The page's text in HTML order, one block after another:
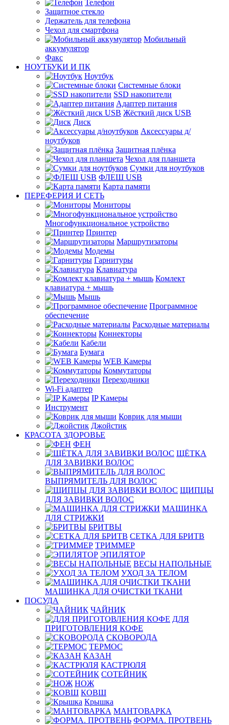
Телефон
Защитное стекло
Держатель для телефона
Чехол для смартфона
Мобильный
аккумулятор
Факс
НОУТБУКИ И ПК
Ноутбук
Системные блоки
SSD накопители
Адаптер питания
Жёсткий диск USB
Диск
Аксессуары д/
ноутбуков
Защитная плёнка
Чехол для планшета
Сумки для ноутбуков
ФЛЕШ USB
Карта памяти
ПЕРЕФЕРИЯ И СЕТЬ
Мониторы
Многофункциональное устройство
Принтер
Маршрутизаторы
Модемы
Гарнитуры
Клавиатура
Комлект
клавиатура + мышь
Мышь
Программное
обеспечение
Расходные материалы
Коннекторы
Кабели
Бумага
WEB Камеры
Коммутаторы
Переходники
Wi-Fi адаптер
IP Камеры
Инструмент
Коврик для мыши
Джойстик
КРАСОТА ЗДОРОВЬЕ
ФЕН
ЩЁТКА
ДЛЯ ЗАВИВКИ ВОЛОС
ВЫПРЯМИТЕЛЬ ДЛЯ ВОЛОС
ЩИПЦЫ
ДЛЯ ЗАВИВКИ ВОЛОС
МАШИНКА
ДЛЯ СТРИЖКИ
БРИТВЫ
СЕТКА ДЛЯ БРИТВ
ТРИММЕР
ЭПИЛЯТОР
ВЕСЫ НАПОЛЬНЫЕ
УХОД ЗА ТЕЛОМ
МАШИНКА ДЛЯ ОЧИСТКИ ТКАНИ
ПОСУДА
ЧАЙНИК
ДЛЯ
ПРИГОТОВЛЕНИЯ КОФЕ
СКОВОРОДА
ТЕРМОС
КАЗАН
КАСТРЮЛЯ
СОТЕЙНИК
НОЖ
КОВШ
Крышка
МАНТОВАРКА
ФОРМА. ПРОТВЕНЬ